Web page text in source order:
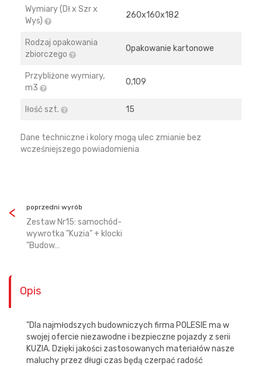
Wymiary (Dł x Szr x
Wys)
260х160х182
Rodzaj opakowania
zbiorczego
Opakowanie kartonowe
Przybliżone wymiary,
m3
0,109
Iłość szt. 15
Dane techniczne i kolory mogą ulec zmianie bez
wcześniejszego powiadomienia
poprzedni wyrób
Zestaw Nr15: samochód-
wywrotka "Kuzia" + klocki
"Budow…
Opis
"Dla najmłodszych budowniczych firma POLESIE ma w
swojej ofercie niezawodne i bezpieczne pojazdy z serii
KUZIA. Dzięki jakości zastosowanych materiałów nasze
maluchy przez długi czas będą czerpać radość